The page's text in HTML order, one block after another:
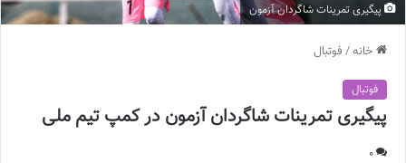
پیگیری تمرینات شاگردان آزمون
خانه/ فوتبال
فوتبال
پیگیری تمرینات شاگردان آزمون در کمپ تیم ملی
0